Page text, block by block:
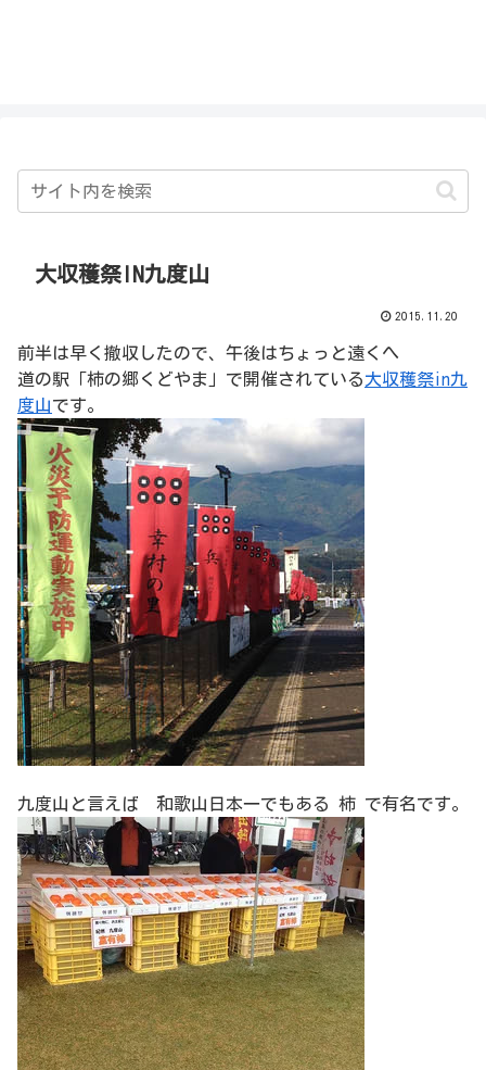
大収穫祭IN九度山
2015.11.20
前半は早く撤収したので、午後はちょっと遠くへ
道の駅「柿の郷くどやま」で開催されている大収穫祭in九
度山です。
九度山と言えば 和歌山日本一でもある 柿 で有名です。